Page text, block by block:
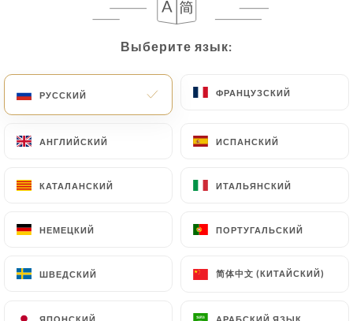
Выберите язык:
РУССКИЙ ФРАНЦУЗСКИЙ
АНГЛИЙСКИЙ ИСПАНСКИЙ
КАТАЛАНСКИЙ ИТАЛЬЯНСКИЙ
НЕМЕЦКИЙ ПОРТУГАЛЬСКИЙ
ШВЕДСКИЙ 简体中文 (КИТАЙСКИЙ)
ЯПОНСКИЙ АРАБСКИЙ ЯЗЫК
Выберите язык:
РУССКИЙ ФРАНЦУЗСКИЙ
АНГЛИЙСКИЙ ИСПАНСКИЙ
КАТАЛАНСКИЙ ИТАЛЬЯНСКИЙ
НЕМЕЦКИЙ ПОРТУГАЛЬСКИЙ
ШВЕДСКИЙ 简体中文 (КИТАЙСКИЙ)
ЯПОНСКИЙ АРАБСКИЙ ЯЗЫК